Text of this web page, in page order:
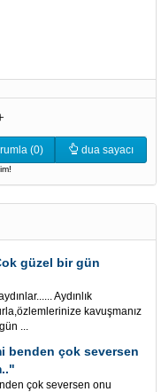
(0) dua sayacı
güzel bir gün
Aydınlık
kavuşmanız
...
benden çok seversen
çok seversen onu